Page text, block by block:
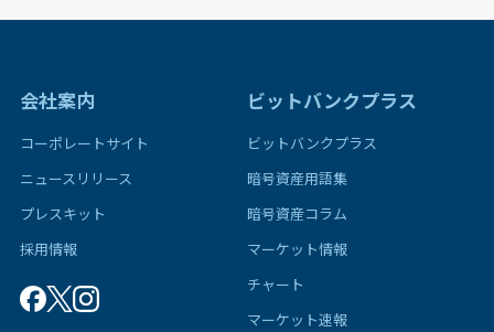
会社案内
コーポレートサイト
ニュースリリース
プレスキット
採用情報
ビットバンクプラス
ビットバンクプラス
暗号資産用語集
暗号資産コラム
マーケット情報
チャート
マーケット速報